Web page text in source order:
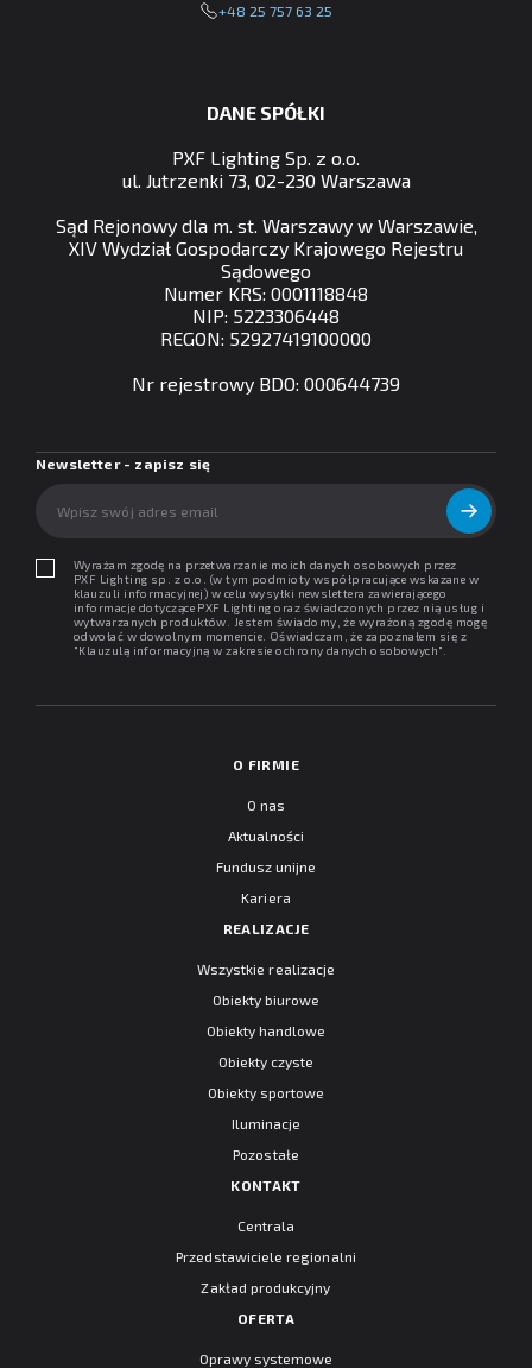
+48 25 757 63 25
DANE SPÓŁKI
PXF Lighting Sp. z o.o.
ul. Jutrzenki 73, 02-230 Warszawa
Sąd Rejonowy dla m. st. Warszawy w Warszawie,
XIV Wydział Gospodarczy Krajowego Rejestru
Sądowego
Numer KRS: 0001118848
NIP: 5223306448
REGON: 52927419100000
Nr rejestrowy BDO: 000644739
Newsletter - zapisz się
Wyrażam zgodę na przetwarzanie moich danych osobowych przez
PXF Lighting sp. z o.o. (w tym podmioty współpracujące wskazane w
klauzuli informacyjnej) w celu wysyłki newslettera zawierającego
informacje dotyczące PXF Lighting oraz świadczonych przez nią usług i
wytwarzanych produktów. Jestem świadomy, że wyrażoną zgodę mogę
odwołać w dowolnym momencie. Oświadczam, że zapoznałem się z
"Klauzulą informacyjną w zakresie ochrony danych osobowych".
O FIRMIE
O nas
Aktualności
Fundusz unijne
Kariera
REALIZACJE
Wszystkie realizacje
Obiekty biurowe
Obiekty handlowe
Obiekty czyste
Obiekty sportowe
Iluminacje
Pozostałe
KONTAKT
Centrala
Przedstawiciele regionalni
Zakład produkcyjny
OFERTA
Oprawy systemowe